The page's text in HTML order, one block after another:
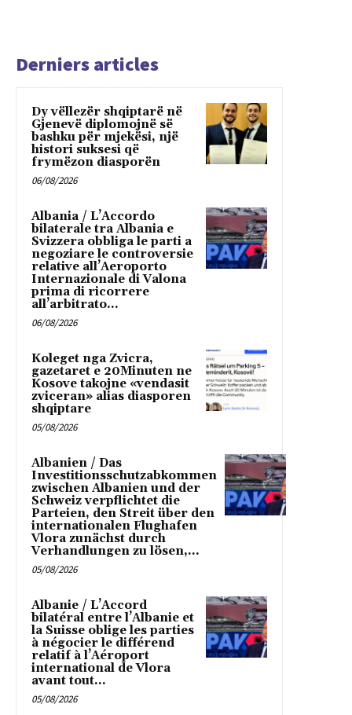
Derniers articles
Dy vëllezër shqiptarë në
Gjenevë diplomojnë së
bashku për mjekësi, një
histori suksesi që
frymëzon diasporën
06/08/2026
Albania / L’Accordo
bilaterale tra Albania e
Svizzera obbliga le parti a
negoziare le controversie
relative all’Aeroporto
Internazionale di Valona
prima di ricorrere
all’arbitrato...
06/08/2026
Koleget nga Zvicra,
gazetaret e 20Minuten ne
Kosove takojne «vendasit
zviceran» alias diasporen
shqiptare
05/08/2026
Albanien / Das
Investitionsschutzabkommen
zwischen Albanien und der
Schweiz verpflichtet die
Parteien, den Streit über den
internationalen Flughafen
Vlora zunächst durch
Verhandlungen zu lösen,...
05/08/2026
Albanie / L’Accord
bilatéral entre l’Albanie et
la Suisse oblige les parties
à négocier le différend
relatif à l’Aéroport
international de Vlora
avant tout...
05/08/2026